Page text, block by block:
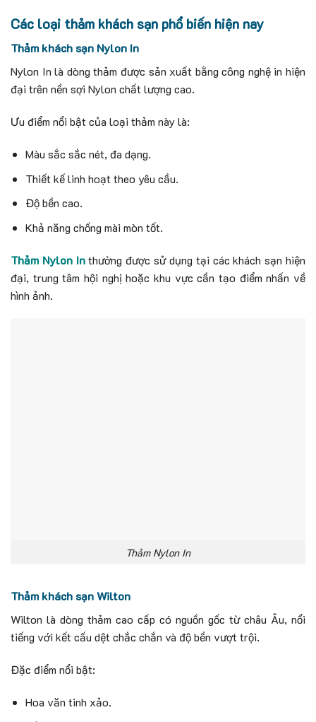
Các loại thảm khách sạn phổ biến hiện nay
Thảm khách sạn Nylon In
Nylon In là dòng thảm được sản xuất bằng công nghệ in hiện
đại trên nền sợi Nylon chất lượng cao.
Ưu điểm nổi bật của loại thảm này là:
Màu sắc sắc nét, đa dạng.
Thiết kế linh hoạt theo yêu cầu.
Độ bền cao.
Khả năng chống mài mòn tốt.
Thảm Nylon Inthường được sử dụng tại các khách sạn hiện
đại, trung tâm hội nghị hoặc khu vực cần tạo điểm nhấn về
hình ảnh.
Thảm Nylon In
Thảm khách sạn Wilton
Wilton là dòng thảm cao cấp có nguồn gốc từ châu Âu, nổi
tiếng với kết cấu dệt chắc chắn và độ bền vượt trội.
Đặc điểm nổi bật:
Hoa văn tinh xảo.